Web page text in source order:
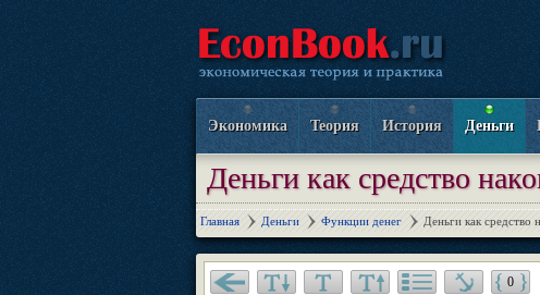
Экономика Теория История Деньги
Деньги как средство
Главная Деньги Функции денег Деньги как средство
0